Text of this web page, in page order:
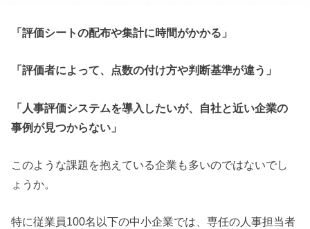
「評価シートの配布や集計に時間がかかる」
「評価者によって、点数の付け方や判断基準が違う」
「人事評価システムを導入したいが、自社と近い企業の
事例が見つからない」
このような課題を抱えている企業も多いのではないでし
ょうか。
特に従業員100名以下の中小企業では、専任の人事担当者